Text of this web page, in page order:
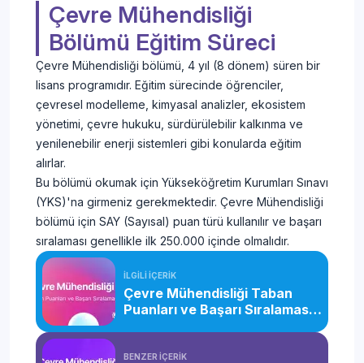
Çevre Mühendisliği
Bölümü Eğitim Süreci
Çevre Mühendisliği bölümü, 4 yıl (8 dönem) süren bir
lisans programıdır. Eğitim sürecinde öğrenciler,
çevresel modelleme, kimyasal analizler, ekosistem
yönetimi, çevre hukuku, sürdürülebilir kalkınma ve
yenilenebilir enerji sistemleri gibi konularda eğitim
alırlar.
Bu bölümü okumak için Yükseköğretim Kurumları Sınavı
(YKS)'na girmeniz gerekmektedir. Çevre Mühendisliği
bölümü için SAY (Sayısal) puan türü kullanılır ve başarı
sıralaması genellikle ilk 250.000 içinde olmalıdır.
İLGİLİ İÇERİK
Çevre Mühendisliği Taban
Puanları ve Başarı Sıralaması
BENZER İÇERİK